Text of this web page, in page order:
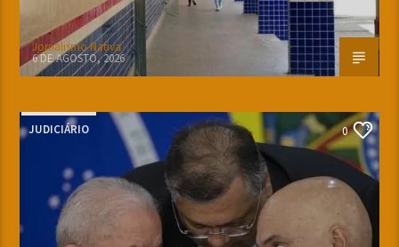
Jornalismo Nativa
6 DE AGOSTO, 2026
JUDICIÁRIO 0